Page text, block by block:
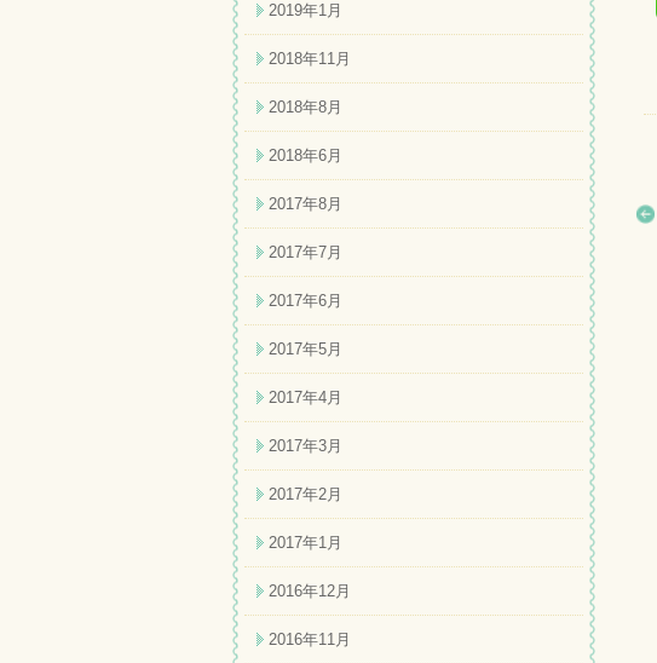
2019年1月
2018年11月
2018年8月
2018年6月
2017年8月
2017年7月
2017年6月
2017年5月
2017年4月
2017年3月
2017年2月
2017年1月
2016年12月
2016年11月